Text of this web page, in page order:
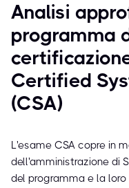
Analisi
programma
Certified
(CSA)
L'esame CSA copre in
dell'amministrazione di
del programma e la